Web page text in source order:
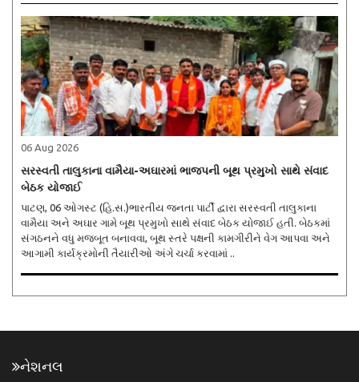
06 Aug 2026
સરસ્વતી તાલુકાના વામૈયા-અઘારમાં ભાજપની બૂથ પ્રમુખો સાથે સંવાદ
બેઠક યોજાઈ
પાટણ, 06 ઓગસ્ટ (હિ.સ.)ભારતીય જનતા પાર્ટી દ્વારા સરસ્વતી તાલુકાના
વામૈયા અને અઘાર ગામે બૂથ પ્રમુખો સાથે સંવાદ બેઠક યોજાઈ હતી. બેઠકમાં
સંગઠનને વધુ મજબૂત બનાવવા, બૂથ સ્તરે પક્ષની કામગીરીને વેગ આપવા અને
આગામી કાર્યક્રમોની તૈયારીઓ અંગે ચર્ચા કરવામાં ..
નેશનલ